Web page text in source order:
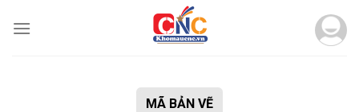
MÃ BẢN VẼ